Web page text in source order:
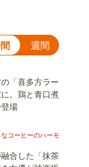
週間
「喜多方ラー
。鶏と青口煮
場
コーヒーのハーモ
合した「抹茶